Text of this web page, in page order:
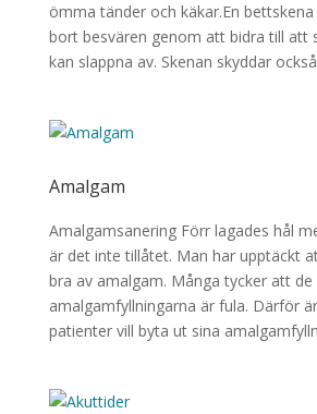
ömma tänder och käkar.En
bort besvären genom att bidra till att
kan slappna av. Skenan skyddar
Amalgam
Amalgamsanering Förr lagades hål
är det inte tillåtet. Man har upptäckt
bra av amalgam. Många tycker att
amalgamfyllningarna är fula. Därför
patienter vill byta ut sina